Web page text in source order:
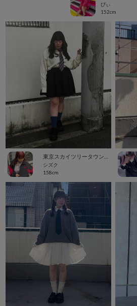
ぴぃ
152cm
シズク
158cm